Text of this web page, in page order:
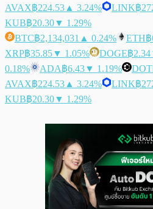
AVAX฿224.53 ▲ 3.24% LINK฿
KUB฿20.30▼ 1.29%
BTC฿2,134,031 ▲ 0.24% ETH฿
XRP฿35.85▼ 1.05% DOGE฿2.34
0.18%
ADA฿6.43▼ 1.19% DOT
AVAX฿224.53 ▲ 3.24% LINK฿
KUB฿20.30▼ 1.29%